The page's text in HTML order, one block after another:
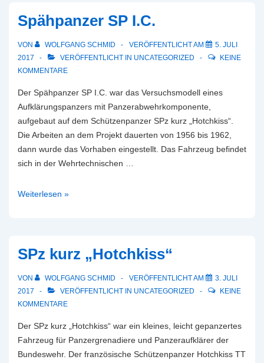
Spähpanzer SP I.C.
VON WOLFGANG SCHMID VERÖFFENTLICHT AM
5. JULI
2017
VERÖFFENTLICHT IN UNCATEGORIZED
KEINE
KOMMENTARE
Der Spähpanzer SP I.C. war das Versuchsmodell eines
Aufklärungspanzers mit Panzerabwehrkomponente,
aufgebaut auf dem Schützenpanzer SPz kurz „Hotchkiss“.
Die Arbeiten an dem Projekt dauerten von 1956 bis 1962,
dann wurde das Vorhaben eingestellt. Das Fahrzeug befindet
sich in der Wehrtechnischen …
Spähpanzer
Weiterlesen »
SPz kurz „Hotchkiss“
VON WOLFGANG SCHMID VERÖFFENTLICHT AM
3. JULI
2017
VERÖFFENTLICHT IN UNCATEGORIZED
KEINE
KOMMENTARE
Der SPz kurz „Hotchkiss“ war ein kleines, leicht gepanzertes
Fahrzeug für Panzergrenadiere und Panzeraufklärer der
Bundeswehr. Der französische Schützenpanzer Hotchkiss TT